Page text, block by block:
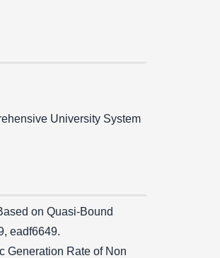
University System
on Quasi-Bound
eadf6649.
Generation Rate of Non